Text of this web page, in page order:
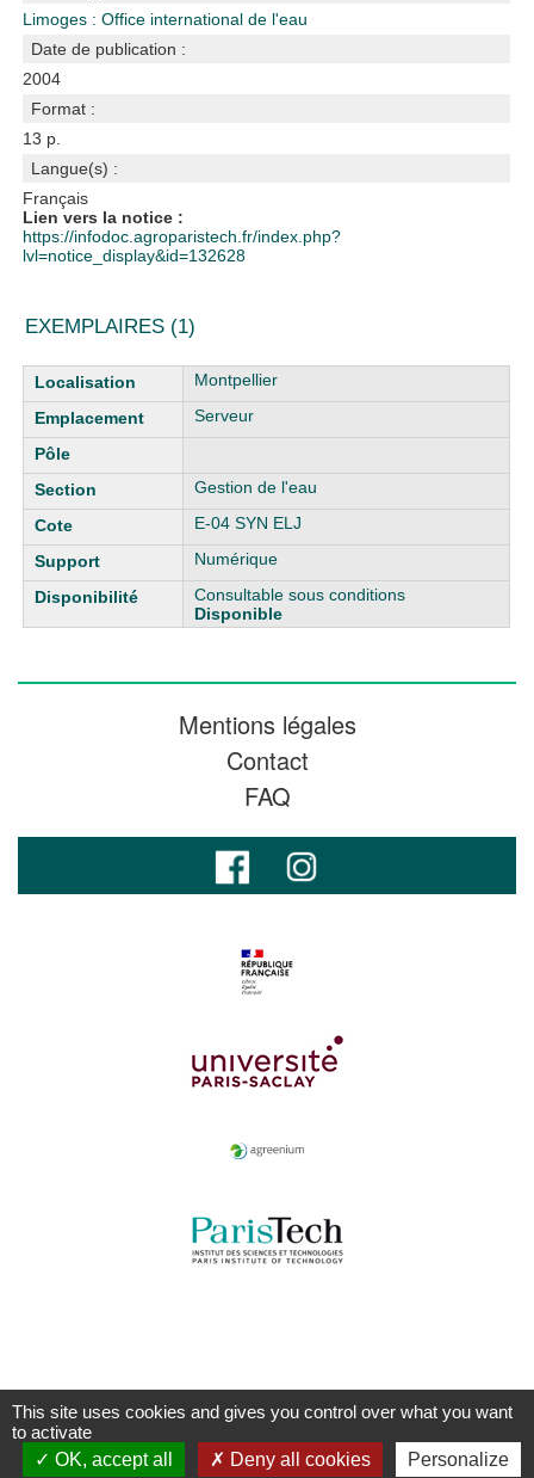
Limoges : Office international de l'eau
Date de publication :
2004
Format :
13 p.
Langue(s) :
Français
Lien vers la notice :
https://infodoc.agroparistech.fr/index.php?
lvl=notice_display&id=132628
EXEMPLAIRES (1)
Liste des exemplaires
Montpellier
Serveur
Gestion de l'eau
E-04 SYN ELJ
Numérique
Consultable sous conditions
Disponible
Mentions légales
Contact
FAQ
This site uses cookies and gives you control over what you want
to activate
OK, accept all
Deny all cookies Personalize